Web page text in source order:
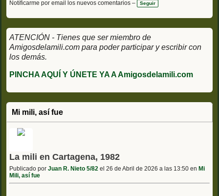
Notificarme por email los nuevos comentarios – Seguir
ATENCIÓN - Tienes que ser miembro de
Amigosdelamili.com para poder participar y escribir con
los demás.
PINCHA AQUÍ Y ÚNETE YA A Amigosdelamili.com
Mi mili, así fue
La mili en Cartagena, 1982
Publicado por Juan R. Nieto 5/82 el 26 de Abril de 2026 a las 13:50 en Mi
Mili, así fue